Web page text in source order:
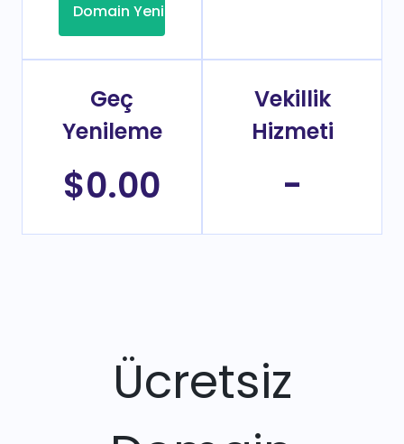
Domain Yenileme
Geç
Yenileme
$0.00
Vekillik
Hizmeti
-
Ücretsiz